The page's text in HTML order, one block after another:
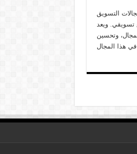
التسويق
تسويقي. ويعد
وتحسين